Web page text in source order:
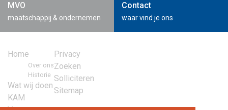
MVO
maatschappij & ondernemen
Contact
waar vind je ons
Home
Over ons
Historie
Wat wij doen
KAM
Privacy
Zoeken
Solliciteren
Sitemap